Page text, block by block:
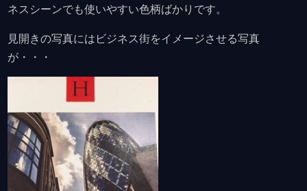
ネスシーンでも使いやすい色柄ばかりです。
見開きの写真にはビジネス街をイメージさせる写真
が・・・